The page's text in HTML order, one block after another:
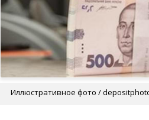
Иллюстративное фото /